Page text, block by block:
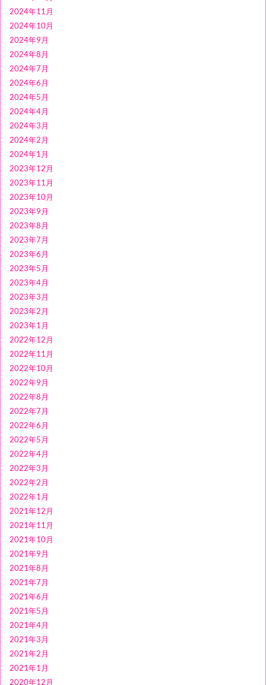
2024年11月
2024年10月
2024年9月
2024年8月
2024年7月
2024年6月
2024年5月
2024年4月
2024年3月
2024年2月
2024年1月
2023年12月
2023年11月
2023年10月
2023年9月
2023年8月
2023年7月
2023年6月
2023年5月
2023年4月
2023年3月
2023年2月
2023年1月
2022年12月
2022年11月
2022年10月
2022年9月
2022年8月
2022年7月
2022年6月
2022年5月
2022年4月
2022年3月
2022年2月
2022年1月
2021年12月
2021年11月
2021年10月
2021年9月
2021年8月
2021年7月
2021年6月
2021年5月
2021年4月
2021年3月
2021年2月
2021年1月
2020年12月